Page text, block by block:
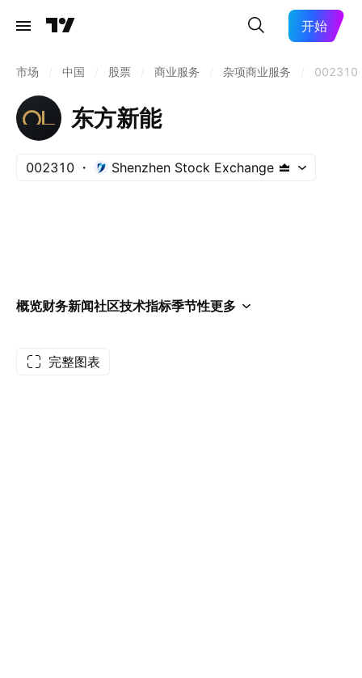
开始
市场 中国 股票 商业服务 杂项商业服务 002310
东方新能
002310 Shenzhen Stock Exchange
概览财务新闻社区技术指标季节性更多
完整图表